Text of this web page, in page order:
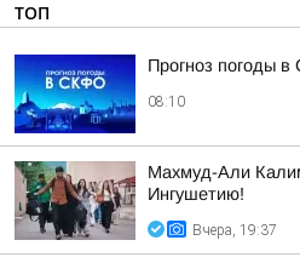
ТОП
Прогноз погоды
08:10
Махмуд-Али
Ингушетию!
Вчера, 19:37